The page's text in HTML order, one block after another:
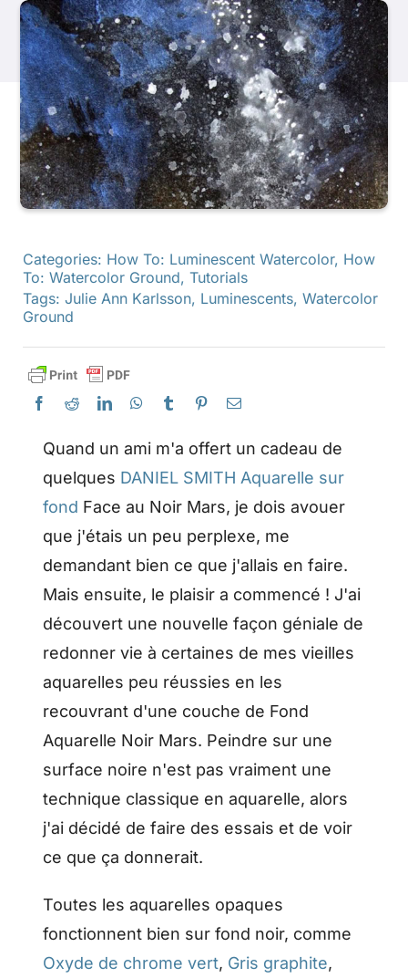
Produits
Événements
Blog
Trouver un détaillant
Contactez-nous
S'abonner
Categories: How To: Luminescent Watercolor, How
To: Watercolor Ground, Tutorials
Tags: Julie Ann Karlsson, Luminescents, Watercolor
Ground
Quand un ami m'a offert un cadeau de
quelques DANIEL SMITH Aquarelle sur
fond Face au Noir Mars, je dois avouer
que j'étais un peu perplexe, me
demandant bien ce que j'allais en faire.
Mais ensuite, le plaisir a commencé ! J'ai
découvert une nouvelle façon géniale de
redonner vie à certaines de mes vieilles
aquarelles peu réussies en les
recouvrant d'une couche de Fond
Aquarelle Noir Mars. Peindre sur une
surface noire n'est pas vraiment une
technique classique en aquarelle, alors
j'ai décidé de faire des essais et de voir
ce que ça donnerait.
Toutes les aquarelles opaques
fonctionnent bien sur fond noir, comme
Oxyde de chrome vert, Gris graphite,